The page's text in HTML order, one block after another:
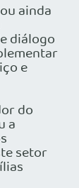
ainda
diálogo
e
do
a
setor